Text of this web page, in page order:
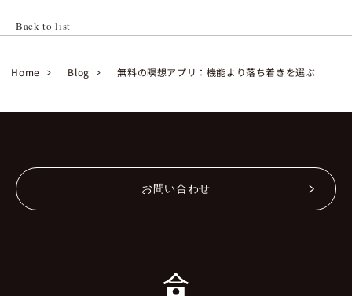
Back to list
Home Blog 無料の瞑想アプリ：機能より落ち着きを選ぶ
お問い合わせ